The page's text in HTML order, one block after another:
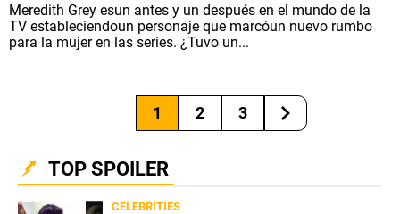
Meredith Grey esun antes y un después en el mundo de la
TV estableciendoun personaje que marcóun nuevo rumbo
para la mujer en las series. ¿Tuvo un...
1 2 3
TOP SPOILER
CELEBRITIES